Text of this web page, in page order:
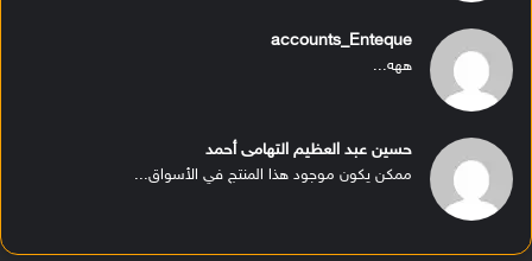
accounts_Enteque
ههه...
حسين عبد العظيم التهامى أحمد
ممكن يكون موجود هذا المنتج في الأسواق...